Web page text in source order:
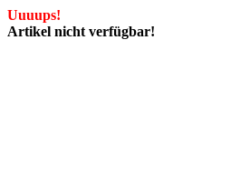
Uuuups!
Artikel nicht verfügbar!